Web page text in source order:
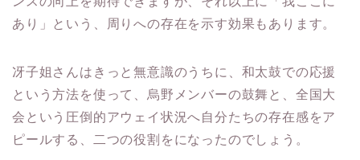
あり」という、周りへの存在を示す効果もあります。
冴子姐さんはきっと無意識のうちに、和太鼓での応援
という方法を使って、烏野メンバーの鼓舞と、全国大
会という圧倒的アウェイ状況へ自分たちの存在感をア
ピールする、二つの役割をになったのでしょう。